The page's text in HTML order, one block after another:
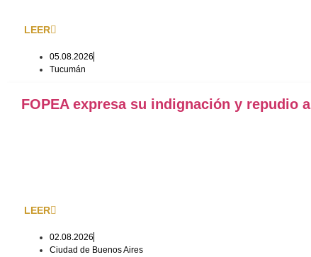
LEER
05.08.2026
Tucumán
FOPEA expresa su indignación y repudio
LEER
02.08.2026
Ciudad de Buenos Aires